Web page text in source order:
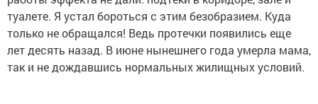
туалете. Я устал бороться с этим безобразием. Куда
только не обращался! Ведь протечки появились еще
лет десять назад. В июне нынешнего года умерла мама,
так и не дождавшись нормальных жилищных условий.